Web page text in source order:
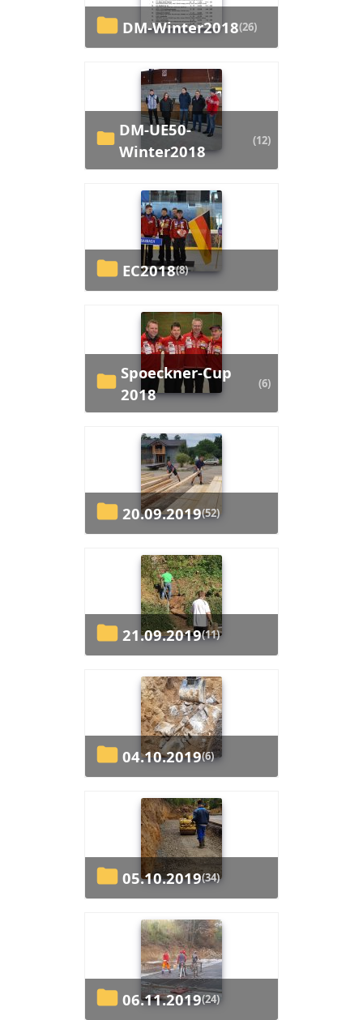
DM-Winter2018(26)
DM-UE50-
Winter2018
(12)
EC2018(8)
Spoeckner-Cup
2018
(6)
20.09.2019(52)
21.09.2019(11)
04.10.2019(6)
05.10.2019(34)
06.11.2019(24)